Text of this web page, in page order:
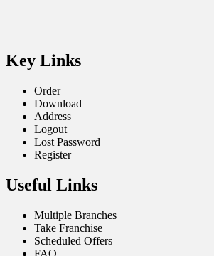
Key Links
Order
Download
Address
Logout
Lost Password
Register
Useful Links
Multiple Branches
Take Franchise
Scheduled Offers
FAQ